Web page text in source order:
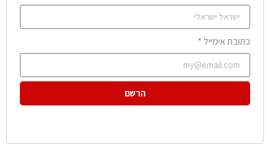
כתובת אימייל *
הרשם